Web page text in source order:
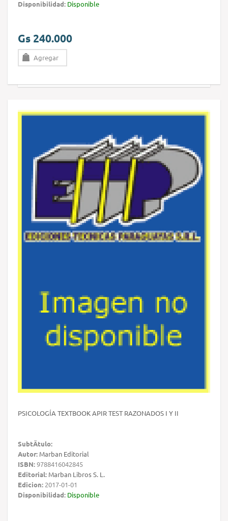
Disponibilidad: Disponible
Gs 240.000
Agregar
PSICOLOGÍA TEXTBOOK APIR TEST RAZONADOS I Y II
SubtÃ­tulo:
Autor: Marban Editorial
ISBN:9788416042845
Editorial: Marban Libros S. L.
Edicion: 2017-01-01
Disponibilidad: Disponible